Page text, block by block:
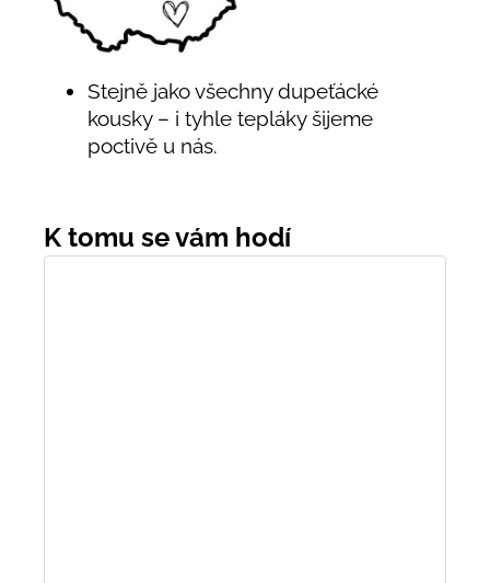
Stejně jako všechny dupeťácké
kousky – i tyhle tepláky šijeme
poctivě u nás.